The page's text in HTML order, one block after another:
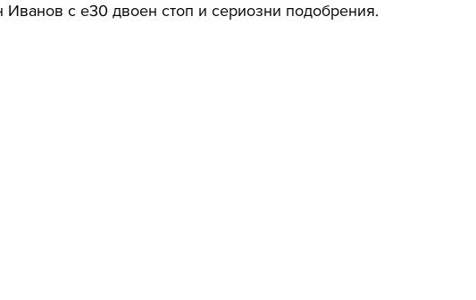
Иванов с е30 двоен стоп и сериозни подобрения.